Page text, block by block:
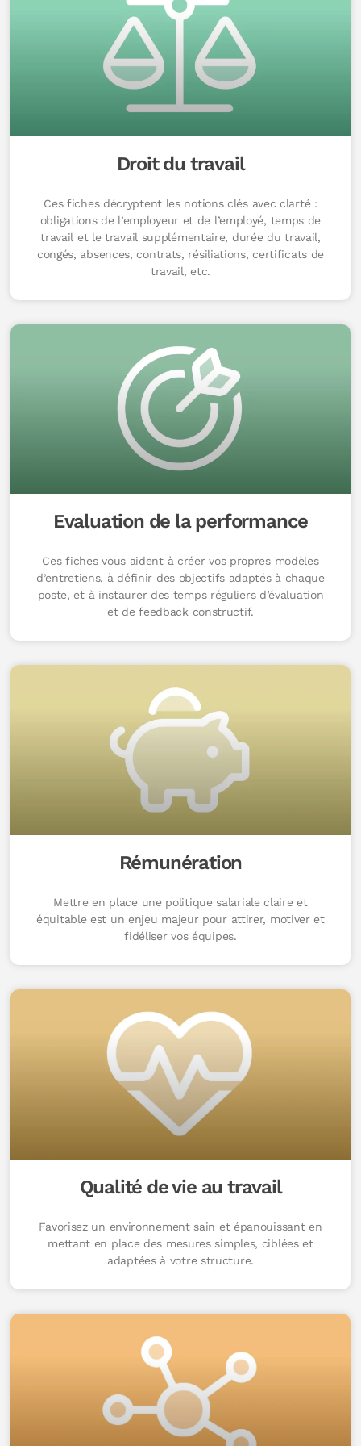
Droit du travail
Ces fiches décryptent les notions clés avec clarté :
obligations de l’employeur et de l’employé, temps de
travail et le travail supplémentaire, durée du travail,
congés, absences, contrats, résiliations, certificats de
travail, etc.
Evaluation de la performance
Ces fiches vous aident à créer vos propres modèles
d’entretiens, à définir des objectifs adaptés à chaque
poste, et à instaurer des temps réguliers d’évaluation
et de feedback constructif.
Rémunération
Mettre en place une politique salariale claire et
équitable est un enjeu majeur pour attirer, motiver et
fidéliser vos équipes.
Qualité de vie au travail
Favorisez un environnement sain et épanouissant en
mettant en place des mesures simples, ciblées et
adaptées à votre structure.